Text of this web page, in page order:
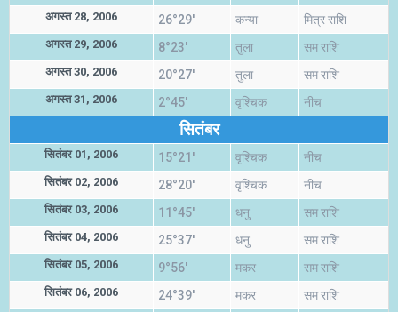
अगस्त 28, 2006 26°29' कन्या मित्र राशि
अगस्त 29, 2006 8°23' तुला सम राशि
अगस्त 30, 2006 20°27' तुला सम राशि
अगस्त 31, 2006 2°45' वृश्चिक नीच
सितंबर
सितंबर 01, 2006 15°21' वृश्चिक नीच
सितंबर 02, 2006 28°20' वृश्चिक नीच
सितंबर 03, 2006 11°45' धनु सम राशि
सितंबर 04, 2006 25°37' धनु सम राशि
सितंबर 05, 2006 9°56' मकर सम राशि
सितंबर 06, 2006 24°39' मकर सम राशि